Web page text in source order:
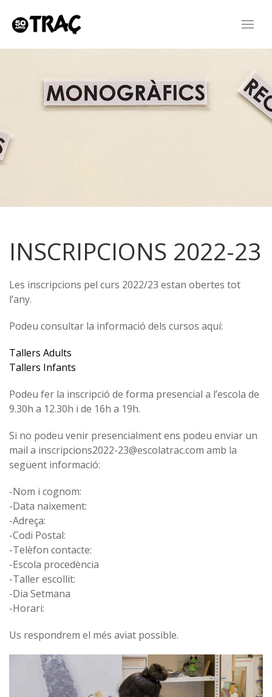
INSCRIPCIONS 2022-23
Les inscripcions pel curs 2022/23 estan obertes tot
l’any.
Podeu consultar la informació dels cursos aquí:
Tallers Adults
Tallers Infants
Podeu fer la inscripció de forma presencial a l’escola de
9.30h a 12.30h i de 16h a 19h.
Si no podeu venir presencialment ens podeu enviar un
mail a inscripcions2022-23@escolatrac.com amb la
següent informació:
-Nom i cognom:
-Data naixement:
-Adreça:
-Codi Postal:
-Telèfon contacte:
-Escola procedència
-Taller escollit:
-Dia Setmana
-Horari:
Us respondrem el més aviat possible.